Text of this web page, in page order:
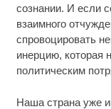
сознании. И если
взаимного
спровоцировать
инерцию, которая
политическим
Наша страна уже